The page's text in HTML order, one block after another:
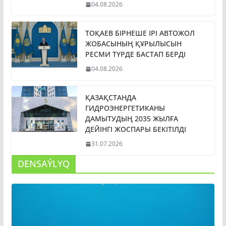
04.08.2026
ТОҚАЕВ БІРНЕШЕ ІРІ АВТОЖОЛ
ЖОБАСЫНЫҢ ҚҰРЫЛЫСЫН
РЕСМИ ТҮРДЕ БАСТАП БЕРДІ
04.08.2026
ҚАЗАҚСТАНДА
ГИДРОЭНЕРГЕТИКАНЫ
ДАМЫТУДЫҢ 2035 ЖЫЛҒА
ДЕЙІНГІ ЖОСПАРЫ БЕКІТІЛДІ
31.07.2026
DENSAÝLYQ